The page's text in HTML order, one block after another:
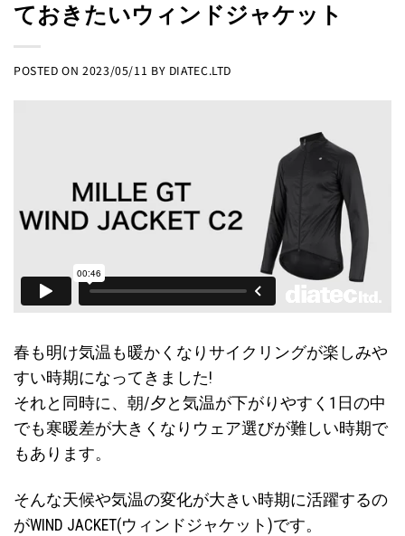
ておきたいウィンドジャケット
POSTED ON2023/05/11 BY DIATEC.LTD
春も明け気温も暖かくなりサイクリングが楽しみや
すい時期になってきました!
それと同時に、朝/夕と気温が下がりやすく1日の中
でも寒暖差が大きくなりウェア選びが難しい時期で
もあります。
そんな天候や気温の変化が大きい時期に活躍するの
がWIND JACKET(ウィンドジャケット)です。